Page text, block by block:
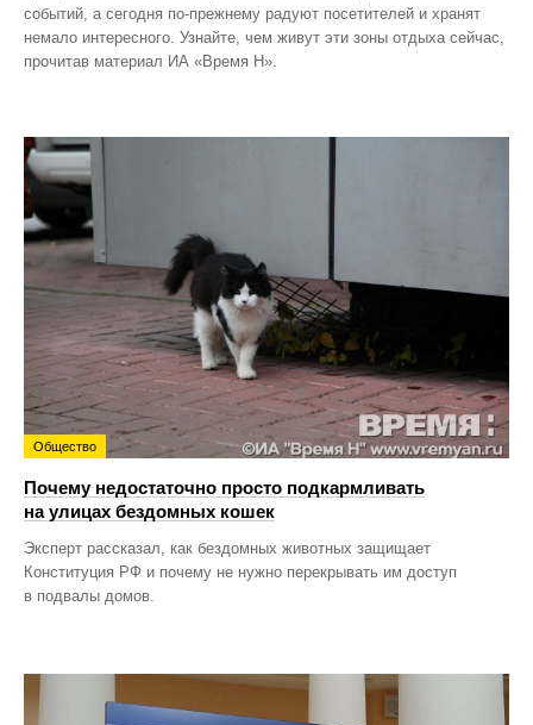
событий, а сегодня по‑прежнему радуют посетителей и хранят
немало интересного. Узнайте, чем живут эти зоны отдыха сейчас,
прочитав материал ИА «Время Н».
Общество
Почему недостаточно просто подкармливать
на улицах бездомных кошек
Эксперт рассказал, как бездомных животных защищает
Конституция РФ и почему не нужно перекрывать им доступ
в подвалы домов.